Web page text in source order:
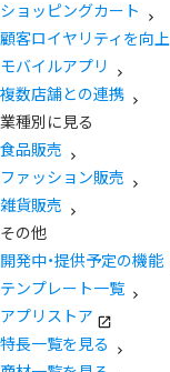
ショッピングカート
顧客ロイヤリティを向上
モバイルアプリ
複数店舗との連携
業種別に見る
食品販売
ファッション販売
雑貨販売
その他
開発中・提供予定の機能
テンプレート一覧
アプリストア
特長一覧を見る